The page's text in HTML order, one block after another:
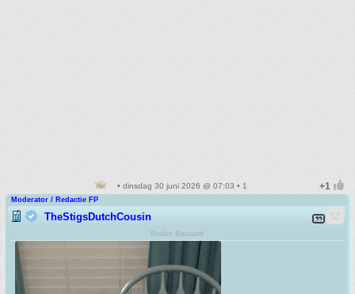
• dinsdag 30 juni 2026 @ 07:03 • 1
Moderator / Redactie FP
TheStigsDutchCousin
Brabo Bastard